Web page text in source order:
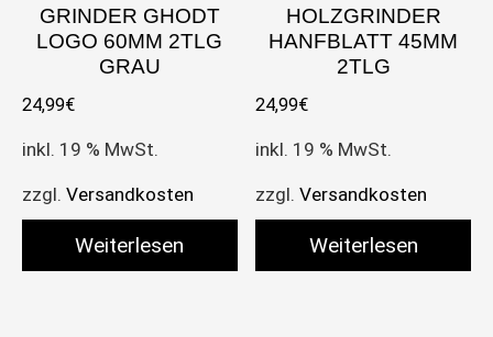
GRINDER GHODT
LOGO 60MM 2TLG
GRAU
24,99€
inkl. 19 % MwSt.
zzgl. Versandkosten
Weiterlesen
HOLZGRINDER
HANFBLATT 45MM
2TLG
24,99€
inkl. 19 % MwSt.
zzgl.Versandkosten
Weiterlesen